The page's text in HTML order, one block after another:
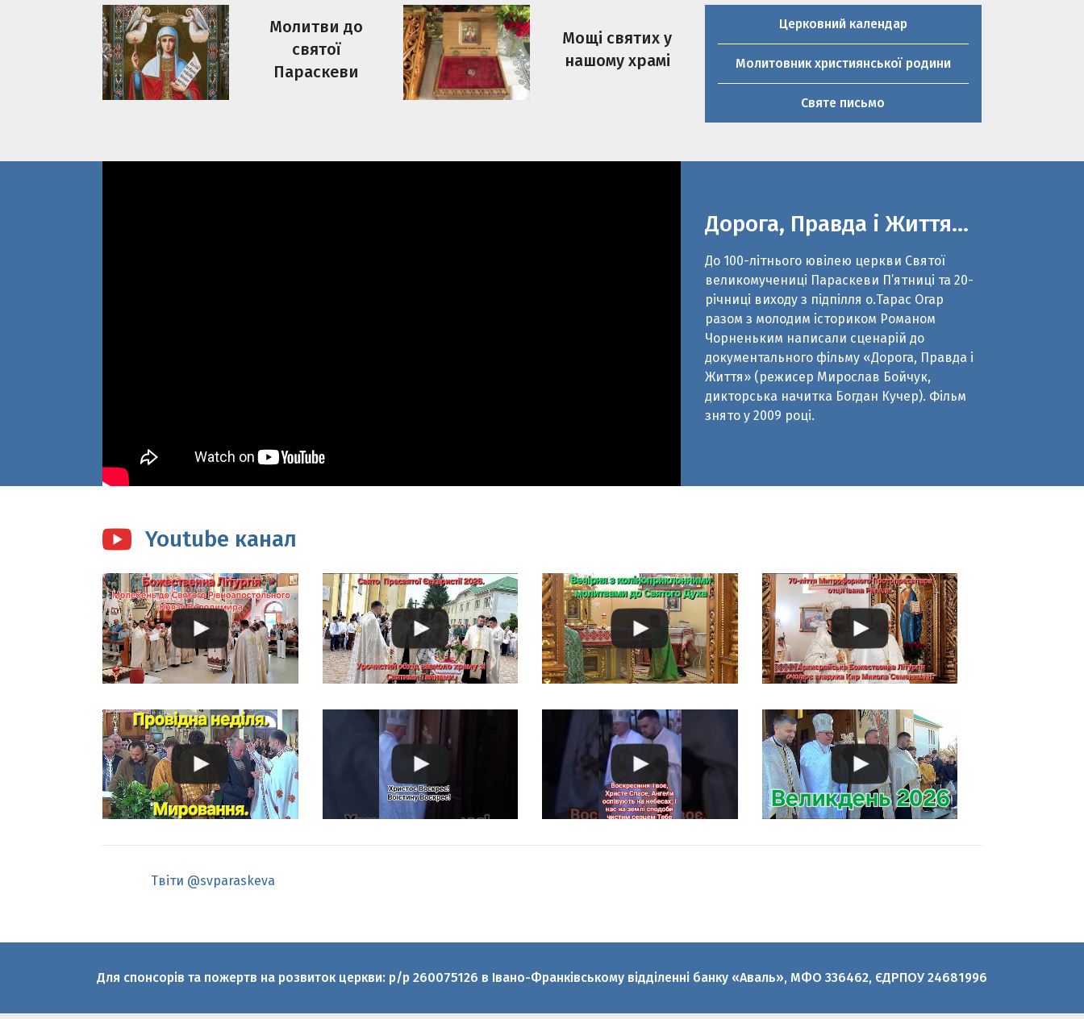
Святе письмо
річниці виходу з підпілля о.Тарас Огар
разом з молодим істориком Романом
Чорненьким написали сценарій до
документального фільму «Дорога, Правда і
Життя» (режисер Мирослав Бойчук,
дикторська начитка Богдан Кучер). Фільм
знято у 2009 році.
Youtube канал
Твіти @svparaskeva
© 2010-2026 Святої великомучениці Параскеви УГКЦ